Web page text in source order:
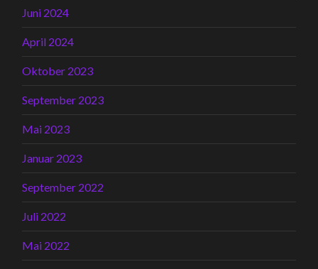
Juni 2024
April 2024
Oktober 2023
September 2023
Mai 2023
Januar 2023
September 2022
Juli 2022
Mai 2022